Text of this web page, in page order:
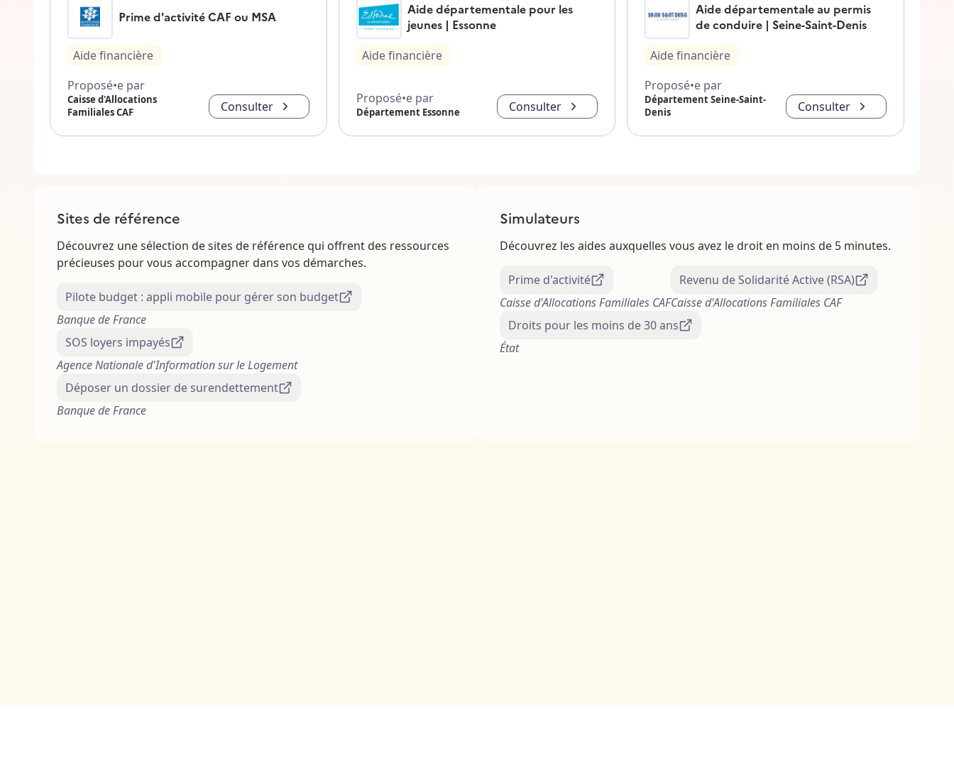
Prime d'activité CAF ou MSA
Aide financière
Proposé•e par
Caisse d'Allocations
Familiales CAF
Consulter
Aide départementale pour les
jeunes | Essonne
Aide financière
Proposé•e par
Département Essonne Consulter
Aide départementale au permis
de conduire | Seine-Saint-Denis
Aide financière
Proposé•e par
Département Seine-Saint-
Denis
Consulter
Sites de référence
Découvrez une sélection de sites de référence qui offrent des ressources
précieuses pour vous accompagner dans vos démarches.
Pilote budget : appli mobile pour gérer son budget
Banque de France
SOS loyers impayés
Agence Nationale d'Information sur le Logement
Déposer un dossier de surendettement
Banque de France
Simulateurs
Découvrez les aides auxquelles vous avez le droit en moins de 5 minutes.
Prime d'activité
Caisse d'Allocations Familiales CAF
Revenu de Solidarité Active (RSA)
Caisse d'Allocations Familiales CAF
Droits pour les moins de 30 ans
État